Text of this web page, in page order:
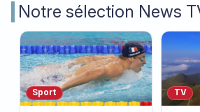
Notre sélection News
Sport TV